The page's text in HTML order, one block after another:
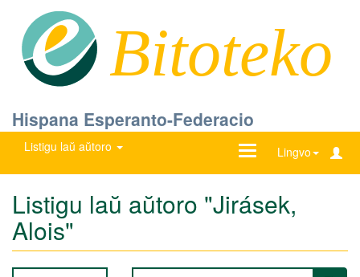
Bitoteko
Hispana Esperanto-Federacio
Listigu laŭ aŭtoro Lingvo
Ŝanĝu
Listigu laŭ aŭtoro "Jirásek,
Alois"